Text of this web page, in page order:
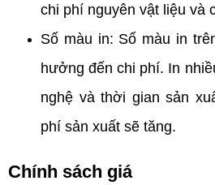
chi phí nguyên vật liệu và
Số màu in: Số màu in
hưởng đến chi phí. In
nghệ và thời gian sản
phí sản xuất sẽ tăng.
Chính sách giá